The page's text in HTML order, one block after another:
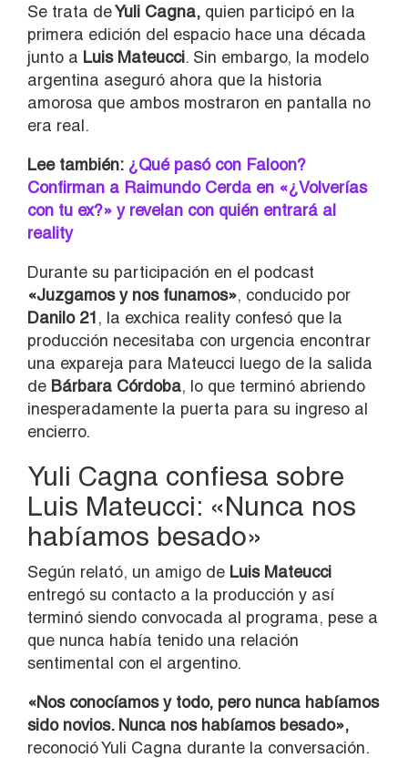
Se trata deYuli Cagna, quien participó en la
primera edición del espacio hace una década
junto a Luis Mateucci. Sin embargo, la modelo
argentina aseguró ahora que la historia
amorosa que ambos mostraron en pantalla no
era real.
Lee también: ¿Qué pasó con Faloon?
Confirman a Raimundo Cerda en «¿Volverías
con tu ex?» y revelan con quién entrará al
reality
Durante su participación en el podcast
«Juzgamos y nos funamos», conducido por
Danilo 21, la exchica reality confesó que la
producción necesitaba con urgencia encontrar
una expareja para Mateucci luego de la salida
de Bárbara Córdoba, lo que terminó abriendo
inesperadamente la puerta para su ingreso al
encierro.
Yuli Cagna confiesa sobre
Luis Mateucci: «Nunca nos
habíamos besado»
Según relató, un amigo de Luis Mateucci
entregó su contacto a la producción y así
terminó siendo convocada al programa, pese a
que nunca había tenido una relación
sentimental con el argentino.
«Nos conocíamos y todo, pero nunca habíamos
sido novios. Nunca nos habíamos besado»,
reconoció Yuli Cagna durante la conversación.